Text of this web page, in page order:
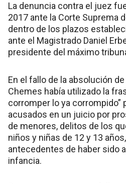
La denuncia contra el juez
2017 ante la Corte Suprema
dentro de los plazos
ante el Magistrado Daniel
presidente del máximo
En el fallo de la absolución
Chemes había utilizado la
corromper lo ya corrompido”
acusados en un juicio por
de menores, delitos de los
niños y niñas de 12 y 13
antecedentes de haber sido
infancia.